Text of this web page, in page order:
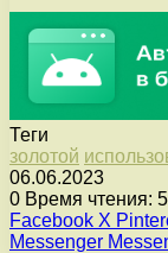
Теги
золотой
06.06.2023
0 Время чтения:
Facebook X
Messenger